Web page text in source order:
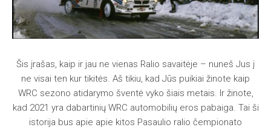
Šis įrašas, kaip ir jau ne vienas Ralio savaitėje – nuneš Jus į
ne visai ten kur tikitės. Aš tikiu, kad Jūs puikiai žinote kaip
WRC sezono atidarymo šventė vyko šiais metais. Ir žinote,
kad 2021 yra dabartinių WRC automobilių eros pabaiga. Tai ši
istorija bus apie apie kitos Pasaulio ralio čempionato